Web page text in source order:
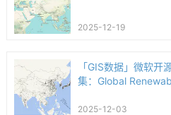
2025-12-19
「GIS数据」微软
集：Global
2025-12-03